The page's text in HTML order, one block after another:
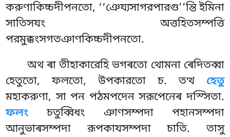
করুণাকিচ্চদীপনতো, ‘‘ঞেয্যসাগরপারগু’’ন্তি ইমিনা
সাতিসযং অত্তহিতসম্পত্তি
পরমুক্কংসগতঞাণকিচ্চদীপনতো.
অথ ৰা তীহাকারেহি ভগৰতো থোমনা ৰেদিতব্বা
হেতুতো, ফলতো, উপকারতো চ. তত্থ হেতু
মহাকরুণা, সা পন পঠমপদেন সরূপেনেৰ দস্সিতা.
ফলং চতুব্বিধং ঞাণসম্পদা পহানসম্পদা
আনুভাৰসম্পদা রূপকাযসম্পদা চাতি. তাসু